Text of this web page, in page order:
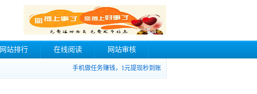
网站排行 在线阅读 网站审核
手机做任务赚钱，1元提现秒到账